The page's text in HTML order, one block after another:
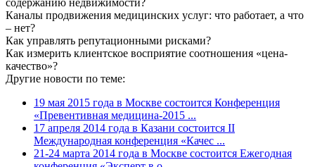
Каналы продвижения медицинских услуг: что работает, а что
– нет?
Как управлять репутационными рисками?
Как измерить клиентское восприятие соотношения «цена-
качество»?
Другие новости по теме:
19 мая 2015 года в Москве состоится Конференция
«Превентивная медицина-2015 ...
17 апреля 2014 года в Казани состоится II
Международная конференция «Качес ...
21-24 марта 2014 года в Москве состоится Ежегодная